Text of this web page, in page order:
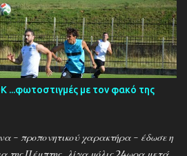
με τον φακό της
- προπονητικού χαρακτήρα - έδωσε η